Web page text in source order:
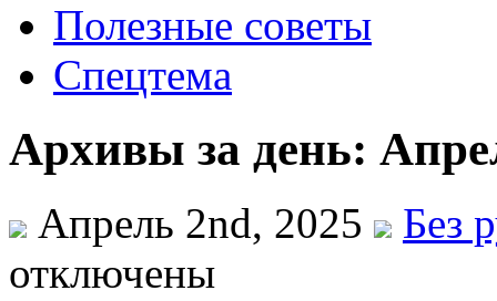
Полезные советы
Спецтема
Архивы за день:
Апрель 2nd, 2025
Без
отключены